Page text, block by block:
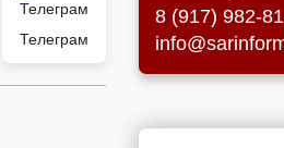
Телеграм
8 (917) 982-